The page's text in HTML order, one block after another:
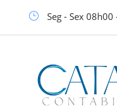
Seg - Sex